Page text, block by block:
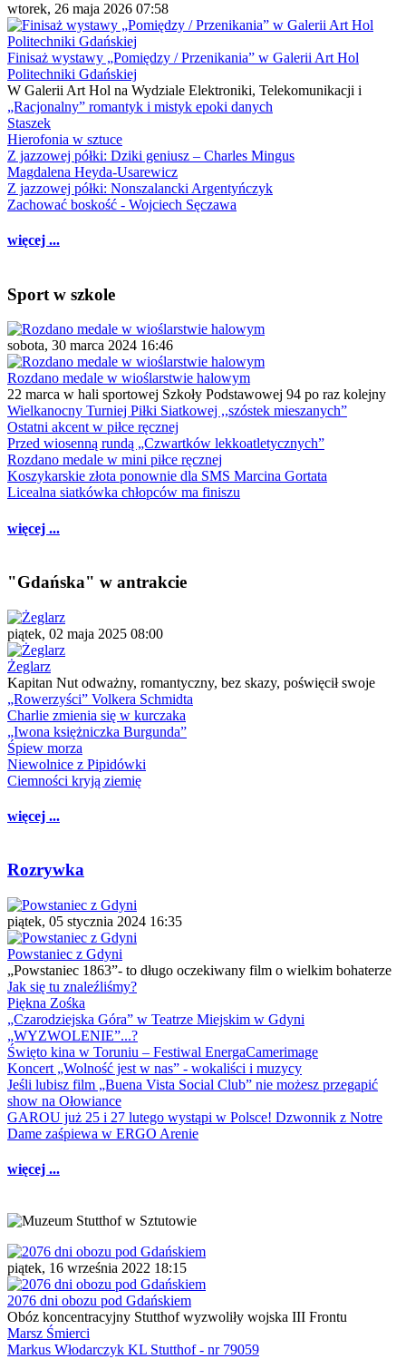
wtorek, 26 maja 2026 07:58
Finisaż wystawy „Pomiędzy / Przenikania” w Galerii Art Hol
Politechniki Gdańskiej
W Galerii Art Hol na Wydziale Elektroniki, Telekomunikacji i
„Racjonalny” romantyk i mistyk epoki danych
Staszek
Hierofonia w sztuce
Z jazzowej półki: Dziki geniusz – Charles Mingus
Magdalena Heyda-Usarewicz
Z jazzowej półki: Nonszalancki Argentyńczyk
Zachować boskość - Wojciech Sęczawa
więcej ...
Sport w szkole
sobota, 30 marca 2024 16:46
Rozdano medale w wioślarstwie halowym
22 marca w hali sportowej Szkoły Podstawowej 94 po raz kolejny
Wielkanocny Turniej Piłki Siatkowej ,,szóstek mieszanych”
Ostatni akcent w piłce ręcznej
Przed wiosenną rundą „Czwartków lekkoatletycznych”
Rozdano medale w mini piłce ręcznej
Koszykarskie złota ponownie dla SMS Marcina Gortata
Licealna siatkówka chłopców ma finiszu
więcej ...
"Gdańska" w antrakcie
piątek, 02 maja 2025 08:00
Żeglarz
Kapitan Nut odważny, romantyczny, bez skazy, poświęcił swoje
„Rowerzyści” Volkera Schmidta
Charlie zmienia się w kurczaka
„Iwona księżniczka Burgunda”
Śpiew morza
Niewolnice z Pipidówki
Ciemności kryją ziemię
więcej ...
Rozrywka
piątek, 05 stycznia 2024 16:35
Powstaniec z Gdyni
„Powstaniec 1863”- to długo oczekiwany film o wielkim bohaterze
Jak się tu znaleźliśmy?
Piękna Zośka
„Czarodziejska Góra” w Teatrze Miejskim w Gdyni
„WYZWOLENIE”...?
Święto kina w Toruniu – Festiwal EnergaCamerimage
Koncert „Wolność jest w nas” - wokaliści i muzycy
Jeśli lubisz film „Buena Vista Social Club” nie możesz przegapić
show na Ołowiance
GAROU już 25 i 27 lutego wystąpi w Polsce! Dzwonnik z Notre
Dame zaśpiewa w ERGO Arenie
więcej ...
piątek, 16 września 2022 18:15
2076 dni obozu pod Gdańskiem
Obóz koncentracyjny Stutthof wyzwoliły wojska III Frontu
Marsz Śmierci
Markus Włodarczyk KL Stutthof - nr 79059